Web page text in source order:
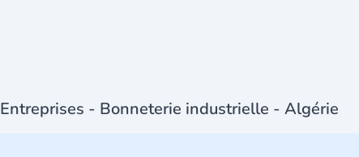
Entreprises - Bonneterie industrielle - Algérie